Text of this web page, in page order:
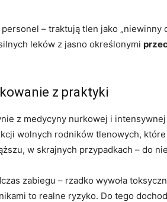
– traktują tlen jako „niewinny
leków z jasno określonymi
z praktyki
z medycyny nurkowej i
wolnych rodników tlenowych, które
w skrajnych przypadkach – do
zabiegu – rzadko wywoła
to realne ryzyko. Do tego